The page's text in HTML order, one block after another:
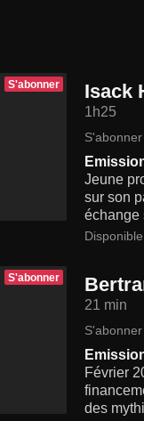
S'abonner Isack
1h25
S'abonner
Jeune
sur son
échange
S'abonner
21 min
S'abonner
Février
des